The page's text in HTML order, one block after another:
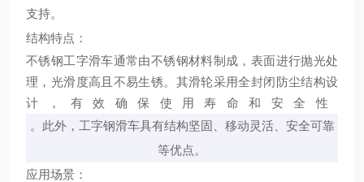
支持‌。
结构特点：
不锈钢工字滑车通常由不锈钢材料制成，表面进行抛光处
理，光滑度高且不易生锈。其滑轮采用全封闭防尘结构设
计，有效确保使用寿命和安全性‌
。此外，工字钢滑车具有结构坚固、移动灵活、安全可靠
等优点‌。
应用场景：